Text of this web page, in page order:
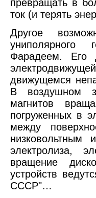
превращать в
ток (и терять
Другое
униполярного
Фарадеем. Его
движущемся
В воздушном
магнитов
погруженных в
между
электролиза,
вращение
устройств
СССР"…